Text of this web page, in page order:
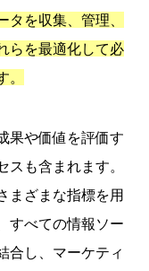
タを収集、管理、
らを最適化して必
果や価値を評価す
も含まれます。
まざまな指標を用
すべての情報ソー
合し、マーケティ